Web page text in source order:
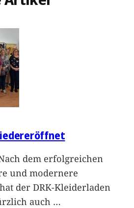
dem erfolgreichen
und modernere
der DRK-Kleiderladen
auch …